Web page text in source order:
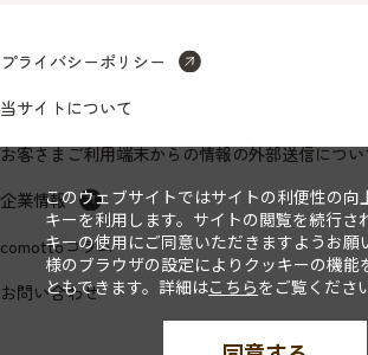
このウェブサイトではサイトの利便性の向
キーを利用します。サイトの閲覧を続行さ
キーの使用にご同意いただきますようお願
様のブラウザの設定によりクッキーの機能
ともできます。詳細はこちらをご覧くださ
プライバシーポリシー
当サイトについて
お客さまご利用端末からの情報の外部送信につ
企業情報
comottoコラム
お問い合わせ